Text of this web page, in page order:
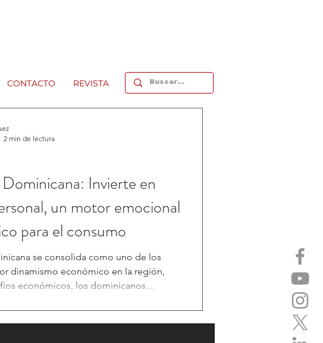
CONTACTO REVISTA
Invierte en
un motor emocional
para el consumo
se consolida como uno de los
dinamismo económico en la región,
económicos, los dominicanos
uno de los países con mayor dinamismo
2 min de lectura